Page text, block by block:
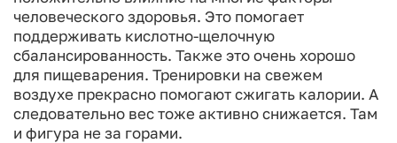
человеческого здоровья. Это помогает
поддерживать кислотно-щелочную
сбалансированность. Также это очень хорошо
для пищеварения. Тренировки на свежем
воздухе прекрасно помогают сжигать калории. А
следовательно вес тоже активно снижается. Там
и фигура не за горами.